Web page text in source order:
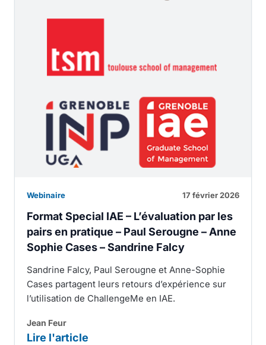
Webinaire 17 février 2026
Format Special IAE – L’évaluation par les
pairs en pratique – Paul Serougne – Anne
Sophie Cases – Sandrine Falcy
Sandrine Falcy, Paul Serougne et Anne-Sophie
Cases partagent leurs retours d’expérience sur
l’utilisation de ChallengeMe en IAE.
Jean Feur
Lire l'article